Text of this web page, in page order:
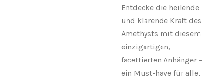
Entdecke die heilende
und klärende Kraft des
Amethysts mit diesem
einzigartigen,
facettierten Anhänger –
ein Must-have für alle,